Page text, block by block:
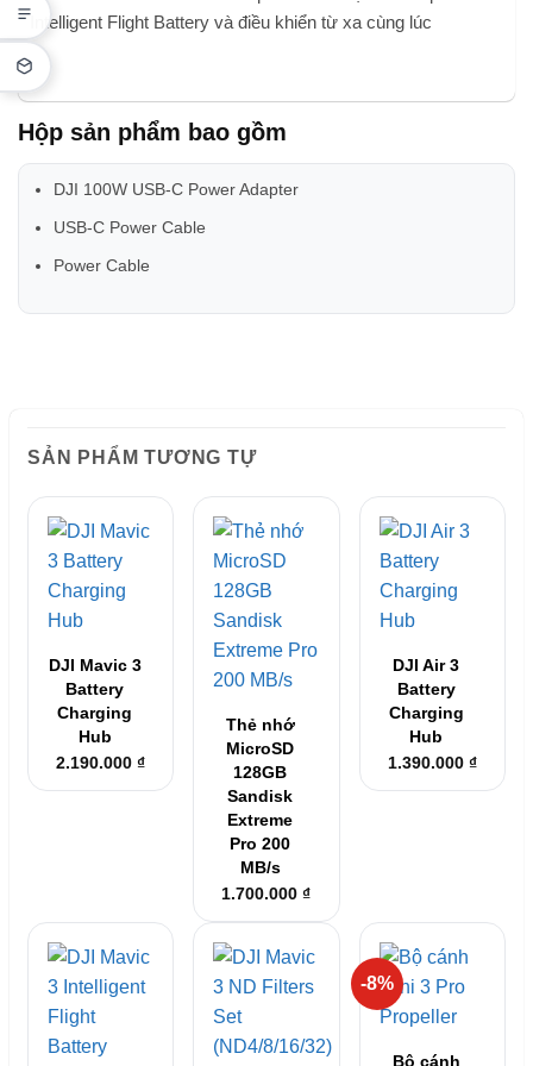
Intelligent Flight Battery và điều khiển từ xa cùng lúc
Hộp sản phẩm bao gồm
DJI 100W USB-C Power Adapter
USB-C Power Cable
Power Cable
SẢN PHẨM TƯƠNG TỰ
DJI Mavic 3
Battery
Charging
Hub
2.190.000₫
Thẻ nhớ
MicroSD
128GB
Sandisk
Extreme
Pro 200
MB/s
1.700.000₫
DJI Air 3
Battery
Charging
Hub
1.390.000 ₫
-8%
Bộ cánh